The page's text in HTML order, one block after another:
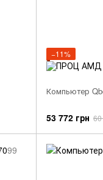
−11%
Компьютер
53 772 грн 60